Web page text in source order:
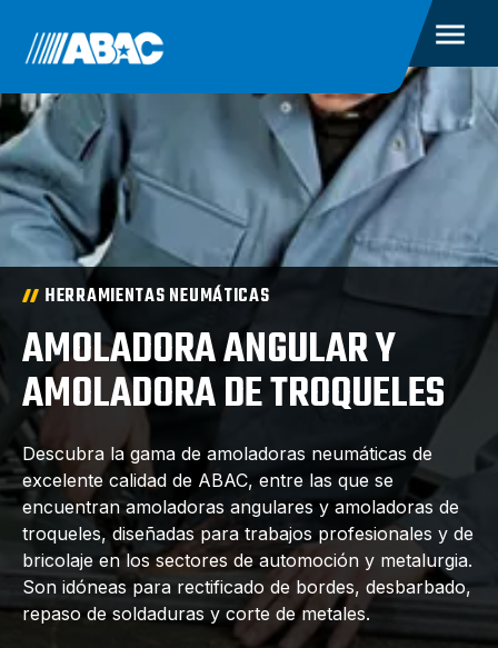
HERRAMIENTAS NEUMÁTICAS
AMOLADORA ANGULAR Y
AMOLADORA DE TROQUELES
Descubra la gama de amoladoras neumáticas de
excelente calidad de ABAC, entre las que se
encuentran amoladoras angulares y amoladoras de
troqueles, diseñadas para trabajos profesionales y de
bricolaje en los sectores de automoción y metalurgia.
Son idóneas para rectificado de bordes, desbarbado,
repaso de soldaduras y corte de metales.